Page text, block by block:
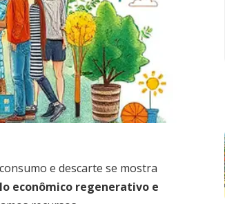
e descarte se mostra
econômico regenerativo e